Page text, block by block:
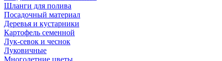
Шланги для полива
Посадочный материал
Деревья и кустарники
Картофель семенной
Лук-севок и чеснок
Луковичные
Многолетние цветы